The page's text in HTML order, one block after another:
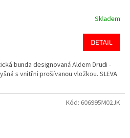
Skladem
DETAIL
bunda designovaná Aldem Drudi -
s vnitřní prošívanou vložkou. SLEVA
Kód: 606995M02JK